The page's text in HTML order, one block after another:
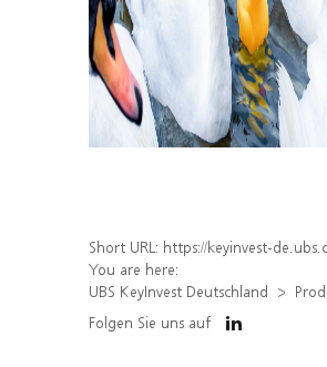
Short URL: https://keyinvest-de.ubs.com/produkt/detail/index/
You are here:
UBS KeyInvest Deutschland
Folgen Sie uns auf